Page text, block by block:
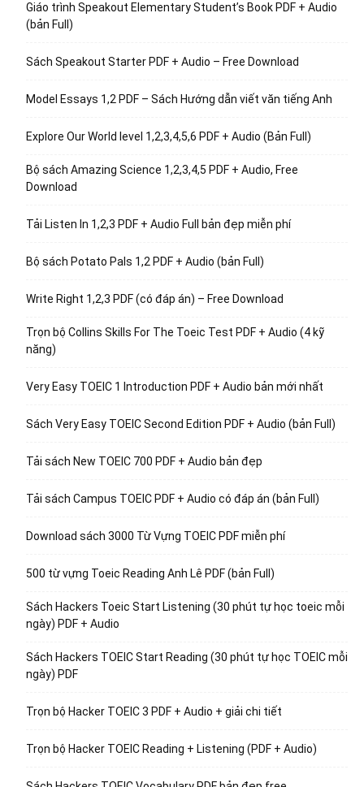
Giáo trình Speakout Elementary Student’s Book PDF + Audio
(bản Full)
Sách Speakout Starter PDF + Audio – Free Download
Model Essays 1,2 PDF – Sách Hướng dẫn viết văn tiếng Anh
Explore Our World level 1,2,3,4,5,6 PDF + Audio (Bản Full)
Bộ sách Amazing Science 1,2,3,4,5 PDF + Audio, Free
Download
Tải Listen In 1,2,3 PDF + Audio Full bản đẹp miễn phí
Bộ sách Potato Pals 1,2 PDF + Audio (bản Full)
Write Right 1,2,3 PDF (có đáp án) – Free Download
Trọn bộ Collins Skills For The Toeic Test PDF + Audio (4 kỹ
năng)
Very Easy TOEIC 1 Introduction PDF + Audio bản mới nhất
Sách Very Easy TOEIC Second Edition PDF + Audio (bản Full)
Tải sách New TOEIC 700 PDF + Audio bản đẹp
Tải sách Campus TOEIC PDF + Audio có đáp án (bản Full)
Download sách 3000 Từ Vựng TOEIC PDF miễn phí
500 từ vựng Toeic Reading Anh Lê PDF (bản Full)
Sách Hackers Toeic Start Listening (30 phút tự học toeic mỗi
ngày) PDF + Audio
Sách Hackers TOEIC Start Reading (30 phút tự học TOEIC mỗi
ngày) PDF
Trọn bộ Hacker TOEIC 3 PDF + Audio + giải chi tiết
Trọn bộ Hacker TOEIC Reading + Listening (PDF + Audio)